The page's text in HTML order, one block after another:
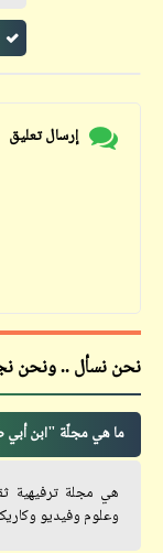
إرسال تعليق
نحن نسأل .. ونحن
ما هي مجلّة "ابن
هي مجلة ترفيهية
وعلوم وفيديو